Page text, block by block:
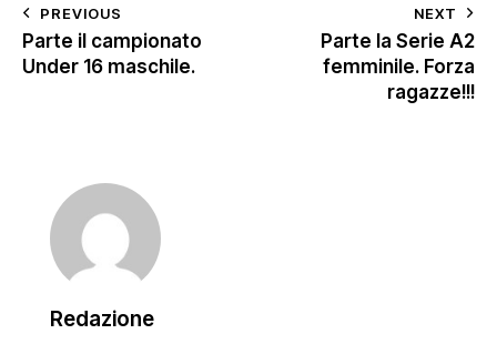
PREVIOUS
Parte il campionato
Under 16 maschile.
NEXT
Parte la Serie A2
femminile. Forza
ragazze!!!
Redazione